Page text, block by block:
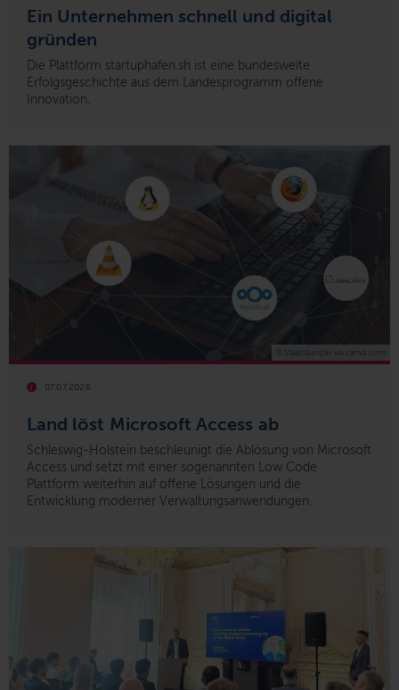
Ein Unternehmen schnell und digital
gründen
Die Plattform startuphafen.sh ist eine bundesweite
Erfolgsgeschichte aus dem Landesprogramm offene
Innovation.
Land löst Microsoft Access ab
07.07.2026
Schleswig-Holstein beschleunigt die Ablösung von Microsoft
Access und setzt mit einer sogenannten Low Code
Plattform weiterhin auf offene Lösungen und die
Entwicklung moderner Verwaltungsanwendungen.
© Staatskanzlei via canva.com